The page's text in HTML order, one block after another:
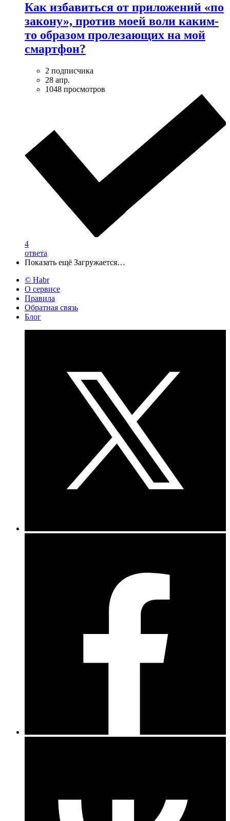
Как избавиться от приложений «по
закону», против моей воли каким-
то образом пролезающих на мой
смартфон?
2 подписчика
28 апр.
1048 просмотров
4
ответа
Показать ещё Загружается…
© Habr
О сервисе
Правила
Обратная связь
Блог